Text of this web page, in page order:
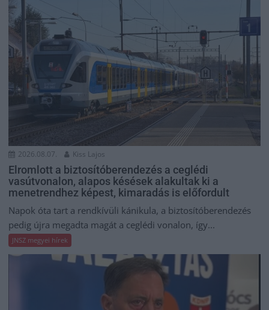
2026.08.07. Kiss Lajos
Elromlott a biztosítóberendezés a ceglédi
vasútvonalon, alapos késések alakultak ki a
menetrendhez képest, kimaradás is előfordult
Napok óta tart a rendkívüli kánikula, a biztosítóberendezés
pedig újra megadta magát a ceglédi vonalon, így...
JNSZ megyei hírek